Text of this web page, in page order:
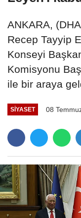
ANKARA,
Recep Tayyip
Konseyi
Komisyonu
ile bir araya
SIYASET 08